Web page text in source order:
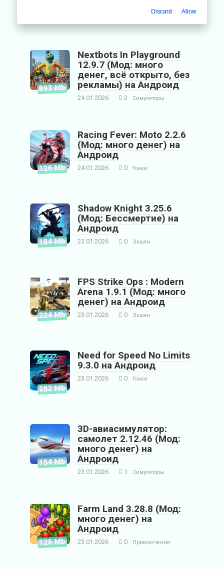
893 Mb
Nextbots In Playground
12.9.7 (Мод: много
денег, всё открыто, без
рекламы) на Андроид
24.01.2026 2 Симуляторы
126 Mb
Racing Fever: Moto 2.2.6
(Мод: много денег) на
Андроид
24.01.2026 0 Гонки
184 Mb
Shadow Knight 3.25.6
(Мод: Бессмертие) на
Андроид
23.01.2026 0 Экшен
224 Mb
FPS Strike Ops : Modern
Arena 1.9.1 (Мод: много
денег) на Андроид
23.01.2026 0 Экшен
282 Mb
Need for Speed No Limits
9.3.0 на Андроид
23.01.2026 0 Гонки
154 Mb
3D-авиасимулятор:
самолет 2.12.46 (Мод:
много денег) на
Андроид
23.01.2026 1 Симуляторы
126 Mb
Farm Land 3.28.8 (Мод:
много денег) на
Андроид
23.01.2026 0 Приключения
Discard Allow